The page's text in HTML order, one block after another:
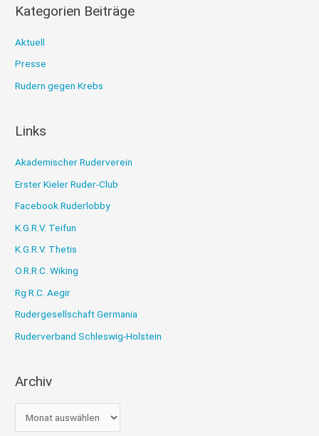
Kategorien Beiträge
Aktuell
Presse
Rudern gegen Krebs
Links
Akademischer Ruderverein
Erster Kieler Ruder-Club
Facebook Ruderlobby
K.G.R.V. Teifun
K.G.R.V. Thetis
O.R.R.C. Wiking
Rg R.C. Aegir
Rudergesellschaft Germania
Ruderverband Schleswig-Holstein
Archiv
r